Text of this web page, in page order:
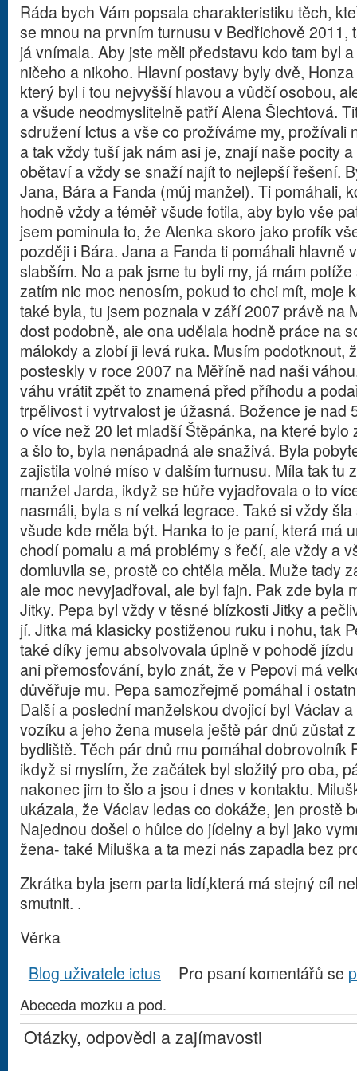
Ráda bych Vám popsala charakteristiku těch,
se mnou na prvním turnusu v Bedřichově 2011,
já vnímala. Aby jste měli představu kdo tam byl
ničeho a nikoho. Hlavní postavy byly dvě,
který byl i tou nejvyšší hlavou a vůdčí osobou,
a všude neodmyslitelně patří Alena Šlechtová.
sdružení Ictus a vše co prožíváme my, prožívali
a tak vždy tuší jak nám asi je, znají naše pocity
obětaví a vždy se snaží najít to nejlepší řešení.
Jana, Bára a Fanda (můj manžel). Ti pomáhali,
hodně vždy a téměř všude fotila, aby bylo vše
jsem pominula to, že Alenka skoro jako profík
později i Bára. Jana a Fanda ti pomáhali hlavně
slabším. No a pak jsme tu byli my, já mám
zatím nic moc nenosím, pokud to chci mít, moje
také byla, tu jsem poznala v září 2007 právě na
dost podobně, ale ona udělala hodně práce na
málokdy a zlobí ji levá ruka. Musím podotknout,
posteskly v roce 2007 na Měříně nad naši
váhu vrátit zpět to znamená před příhodu a
trpělivost i vytrvalost je úžasná. Božence je nad
o více než 20 let mladší Štěpánka, na které bylo
a šlo to, byla nenápadná ale snaživá. Byla
zajistila volné míso v dalším turnusu. Míla tak tu
manžel Jarda, ikdyž se hůře vyjadřovala o to
nasmáli, byla s ní velká legrace. Také si vždy
všude kde měla být. Hanka to je paní, která má
chodí pomalu a má problémy s řečí, ale vždy a
domluvila se, prostě co chtěla měla. Muže tady
ale moc nevyjadřoval, ale byl fajn. Pak zde byla
Jitky. Pepa byl vždy v těsné blízkosti Jitky a
jí. Jitka má klasicky postiženou ruku i nohu, tak
také díky jemu absolvovala úplně v pohodě
ani přemosťování, bylo znát, že v Pepovi má
důvěřuje mu. Pepa samozřejmě pomáhal i
Další a poslední manželskou dvojicí byl Václav
vozíku a jeho žena musela ještě pár dnů zůstat
bydliště. Těch pár dnů mu pomáhal dobrovolník
ikdyž si myslím, že začátek byl složitý pro oba,
nakonec jim to šlo a jsou i dnes v kontaktu.
ukázala, že Václav ledas co dokáže, jen prostě
Najednou došel o hůlce do jídelny a byl jako
žena- také Miluška a ta mezi nás zapadla bez
Zkrátka byla jsem parta lidí,která má stejný cíl
smutnit. .
Věrka
Blog uživatele ictus
Pro psaní komentářů se
Abeceda mozku a pod.
Otázky, odpovědi a zajímavosti